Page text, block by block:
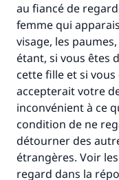
au fiancé de
femme qui
visage, les
étant, si vous êtes
cette fille et si
accepterait votre
inconvénient à ce
condition de ne
détourner des
étrangères. Voir
regard dans la